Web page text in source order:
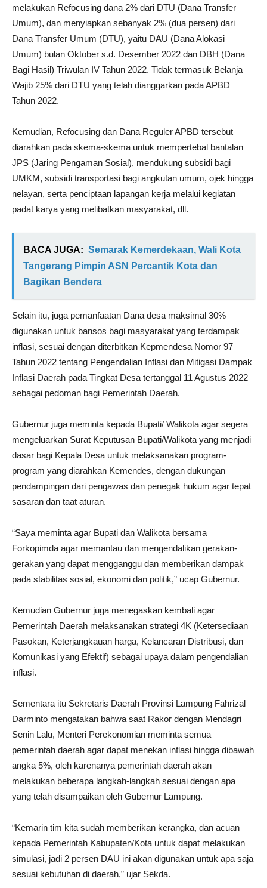
melakukan Refocusing dana 2% dari DTU (Dana Transfer
Umum), dan menyiapkan sebanyak 2% (dua persen) dari
Dana Transfer Umum (DTU), yaitu DAU (Dana Alokasi
Umum) bulan Oktober s.d. Desember 2022 dan DBH (Dana
Bagi Hasil) Triwulan IV Tahun 2022. Tidak termasuk Belanja
Wajib 25% dari DTU yang telah dianggarkan pada APBD
Tahun 2022.
Kemudian, Refocusing dan Dana Reguler APBD tersebut
diarahkan pada skema-skema untuk mempertebal bantalan
JPS (Jaring Pengaman Sosial), mendukung subsidi bagi
UMKM, subsidi transportasi bagi angkutan umum, ojek hingga
nelayan, serta penciptaan lapangan kerja melalui kegiatan
padat karya yang melibatkan masyarakat, dll.
BACA JUGA: Semarak Kemerdekaan, Wali Kota
Tangerang Pimpin ASN Percantik Kota dan
Bagikan Bendera
Selain itu, juga pemanfaatan Dana desa maksimal 30%
digunakan untuk bansos bagi masyarakat yang terdampak
inflasi, sesuai dengan diterbitkan Kepmendesa Nomor 97
Tahun 2022 tentang Pengendalian Inflasi dan Mitigasi Dampak
Inflasi Daerah pada Tingkat Desa tertanggal 11 Agustus 2022
sebagai pedoman bagi Pemerintah Daerah.
Gubernur juga meminta kepada Bupati/ Walikota agar segera
mengeluarkan Surat Keputusan Bupati/Walikota yang menjadi
dasar bagi Kepala Desa untuk melaksanakan program-
program yang diarahkan Kemendes, dengan dukungan
pendampingan dari pengawas dan penegak hukum agar tepat
sasaran dan taat aturan.
“Saya meminta agar Bupati dan Walikota bersama
Forkopimda agar memantau dan mengendalikan gerakan-
gerakan yang dapat mengganggu dan memberikan dampak
pada stabilitas sosial, ekonomi dan politik,” ucap Gubernur.
Kemudian Gubernur juga menegaskan kembali agar
Pemerintah Daerah melaksanakan strategi 4K (Ketersediaan
Pasokan, Keterjangkauan harga, Kelancaran Distribusi, dan
Komunikasi yang Efektif) sebagai upaya dalam pengendalian
inflasi.
Sementara itu Sekretaris Daerah Provinsi Lampung Fahrizal
Darminto mengatakan bahwa saat Rakor dengan Mendagri
Senin Lalu, Menteri Perekonomian meminta semua
pemerintah daerah agar dapat menekan inflasi hingga dibawah
angka 5%, oleh karenanya pemerintah daerah akan
melakukan beberapa langkah-langkah sesuai dengan apa
yang telah disampaikan oleh Gubernur Lampung.
“Kemarin tim kita sudah memberikan kerangka, dan acuan
kepada Pemerintah Kabupaten/Kota untuk dapat melakukan
simulasi, jadi 2 persen DAU ini akan digunakan untuk apa saja
sesuai kebutuhan di daerah,” ujar Sekda.